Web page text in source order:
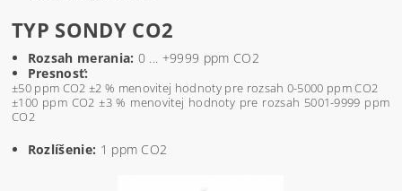
TYP SONDY CO2
Rozsah merania: 0 ... +9999 ppm CO2
Presnosť:
±50 ppm CO2 ±2 % menovitej hodnoty pre rozsah 0-5000 ppm CO2
±100 ppm CO2 ±3 % menovitej hodnoty pre rozsah 5001-9999 ppm
CO2
Rozlíšenie: 1 ppm CO2